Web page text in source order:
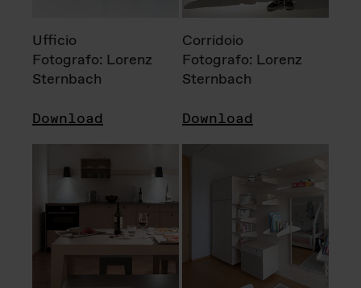
Ufficio
Fotografo: Lorenz
Sternbach
Download
Corridoio
Fotografo: Lorenz
Sternbach
Download